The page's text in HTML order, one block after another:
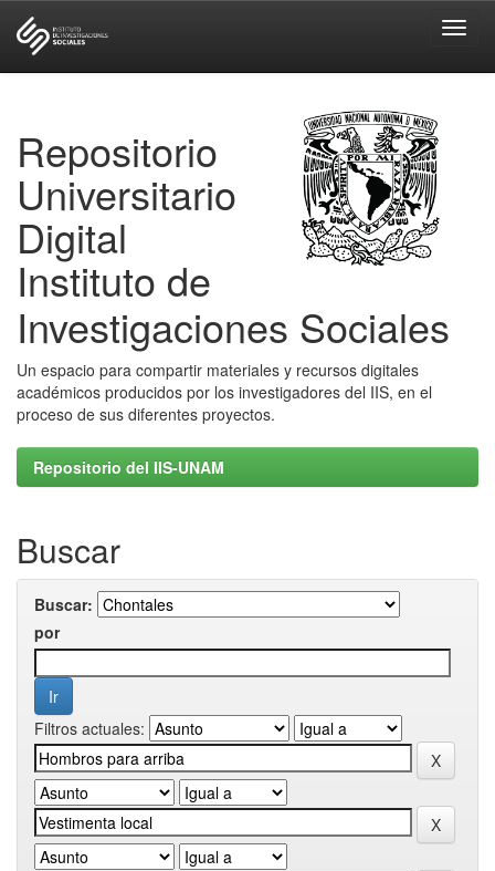
Repositorio
Universitario
Digital
Instituto de
Investigaciones Sociales
Un espacio para compartir materiales y recursos digitales
académicos producidos por los investigadores del IIS, en el
proceso de sus diferentes proyectos.
Repositorio del IIS-UNAM
Buscar
Buscar:
por
Filtros actuales: